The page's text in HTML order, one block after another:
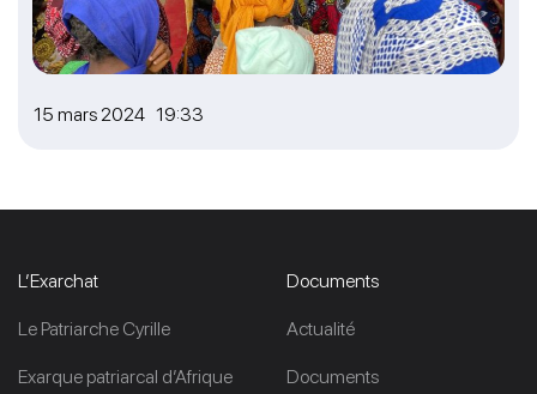
15 mars 2024 19:33
L’Exarchat
Le Patriarche Cyrille
Exarque patriarcal d’Afrique
Documents
Actualité
Documents